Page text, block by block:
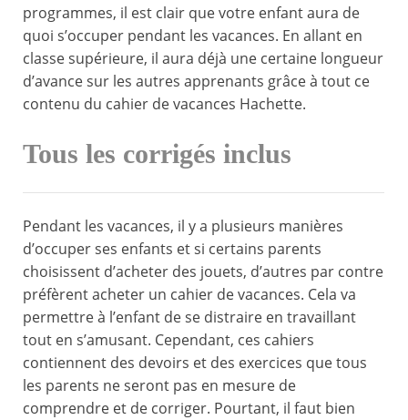
programmes, il est clair que votre enfant aura de
quoi s’occuper pendant les vacances. En allant en
classe supérieure, il aura déjà une certaine longueur
d’avance sur les autres apprenants grâce à tout ce
contenu du cahier de vacances Hachette.
Tous les corrigés inclus
Pendant les vacances, il y a plusieurs manières
d’occuper ses enfants et si certains parents
choisissent d’acheter des jouets, d’autres par contre
préfèrent acheter un cahier de vacances. Cela va
permettre à l’enfant de se distraire en travaillant
tout en s’amusant. Cependant, ces cahiers
contiennent des devoirs et des exercices que tous
les parents ne seront pas en mesure de
comprendre et de corriger. Pourtant, il faut bien